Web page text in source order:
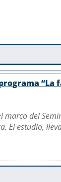
“La
del
El estudio,